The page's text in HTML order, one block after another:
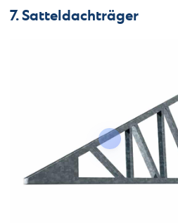
7. Satteldachträger